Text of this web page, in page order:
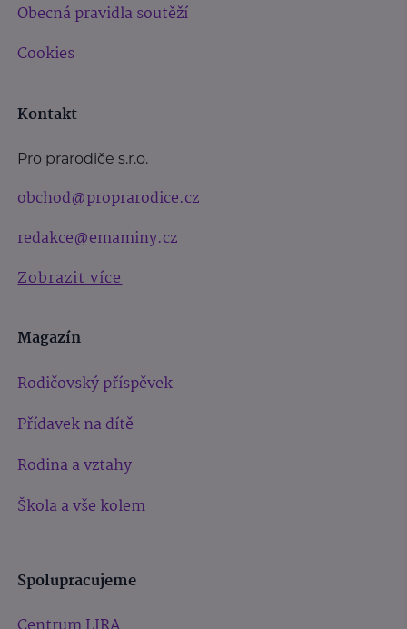
Obecná pravidla soutěží
Cookies
Kontakt
Pro prarodiče s.r.o.
obchod@proprarodice.cz
redakce@emaminy.cz
Zobrazit více
Magazín
Rodičovský příspěvek
Přídavek na dítě
Rodina a vztahy
Škola a vše kolem
Spolupracujeme